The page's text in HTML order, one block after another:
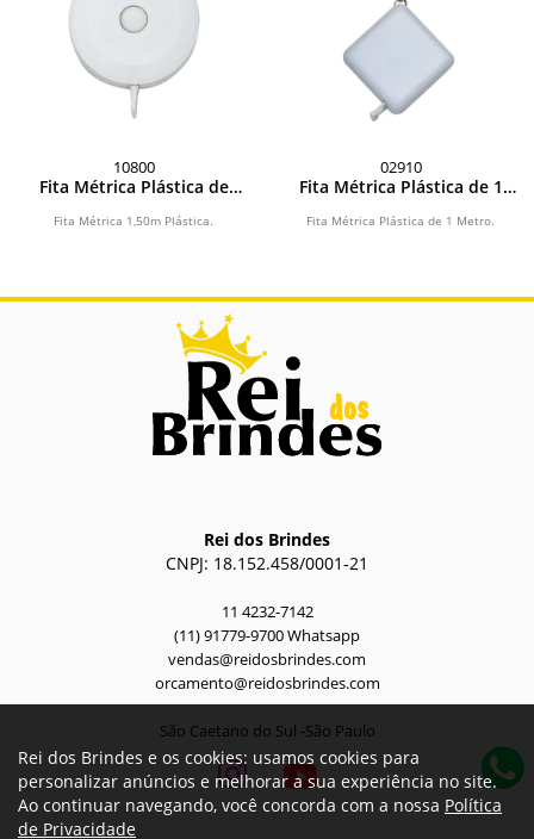
10800
Fita Métrica Plástica de
Fita Métrica 1,50m Plástica.
02910
Fita Métrica Plástica de 1
Fita Métrica Plástica de 1 Metro.
Rei dos Brindes
CNPJ: 18.152.458/0001-21
11 4232-7142
(11) 91779-9700 Whatsapp
vendas@reidosbrindes.com
orcamento@reidosbrindes.com
São Caetano do Sul -São Paulo
Rei dos Brindes e os cookies: usamos cookies para
personalizar anúncios e melhorar a sua experiência no site.
Ao continuar navegando, você concorda com a nossa Política
de Privacidade